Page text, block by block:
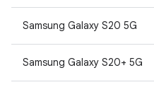
Samsung Galaxy S20 5G
Samsung Galaxy S20+ 5G